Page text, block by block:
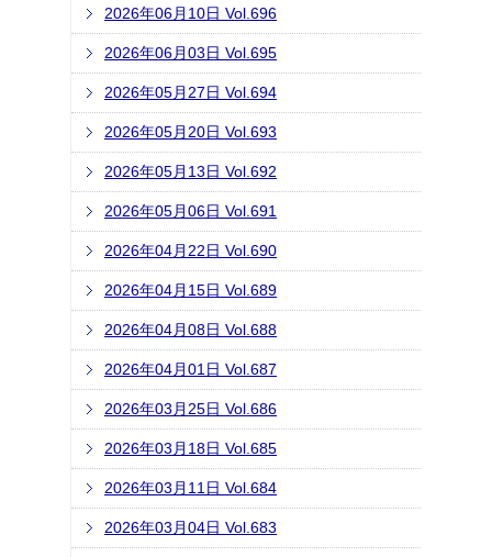
2026年06月10日 Vol.696
2026年06月03日 Vol.695
2026年05月27日 Vol.694
2026年05月20日 Vol.693
2026年05月13日 Vol.692
2026年05月06日 Vol.691
2026年04月22日 Vol.690
2026年04月15日 Vol.689
2026年04月08日 Vol.688
2026年04月01日 Vol.687
2026年03月25日 Vol.686
2026年03月18日 Vol.685
2026年03月11日 Vol.684
2026年03月04日 Vol.683